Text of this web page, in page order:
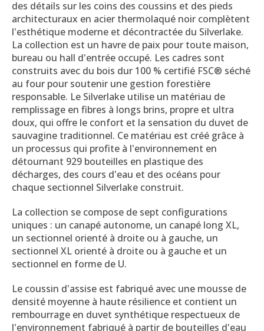
des détails sur les coins des coussins et des pieds
architecturaux en acier thermolaqué noir complètent
l'esthétique moderne et décontractée du Silverlake.
La collection est un havre de paix pour toute maison,
bureau ou hall d'entrée occupé. Les cadres sont
construits avec du bois dur 100 % certifié FSC® séché
au four pour soutenir une gestion forestière
responsable. Le Silverlake utilise un matériau de
remplissage en fibres à longs brins, propre et ultra
doux, qui offre le confort et la sensation du duvet de
sauvagine traditionnel. Ce matériau est créé grâce à
un processus qui profite à l'environnement en
détournant 929 bouteilles en plastique des
décharges, des cours d'eau et des océans pour
chaque sectionnel Silverlake construit.
La collection se compose de sept configurations
uniques : un canapé autonome, un canapé long XL,
un sectionnel orienté à droite ou à gauche, un
sectionnel XL orienté à droite ou à gauche et un
sectionnel en forme de U.
Le coussin d'assise est fabriqué avec une mousse de
densité moyenne à haute résilience et contient un
rembourrage en duvet synthétique respectueux de
l'environnement fabriqué à partir de bouteilles d'eau